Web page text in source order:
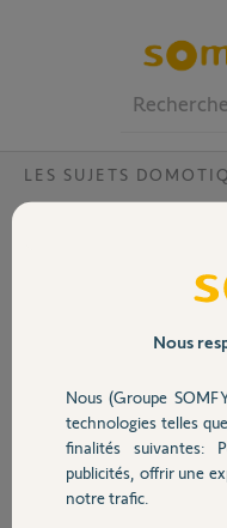
Volet
Sécurité
Domotique
LES SUJETS
Connecter kit de
Je viens d'acheter un kit de
rattaché à un autre compte.
Pouvez-vous le réinitialiser ?
PIN: 2110-4368-9120
Nous
Nous (Groupe
technologies telles
finalités suivantes:
publicités, offrir une
notre trafic.